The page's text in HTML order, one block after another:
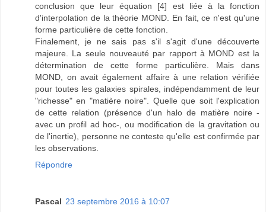
conclusion que leur équation [4] est liée à la fonction
d'interpolation de la théorie MOND. En fait, ce n'est qu'une
forme particulière de cette fonction.
Finalement, je ne sais pas s'il s'agit d'une découverte
majeure. La seule nouveauté par rapport à MOND est la
détermination de cette forme particulière. Mais dans
MOND, on avait également affaire à une relation vérifiée
pour toutes les galaxies spirales, indépendamment de leur
"richesse" en "matière noire". Quelle que soit l'explication
de cette relation (présence d'un halo de matière noire -
avec un profil ad hoc-, ou modification de la gravitation ou
de l'inertie), personne ne conteste qu'elle est confirmée par
les observations.
Répondre
Pascal 23 septembre 2016 à 10:07